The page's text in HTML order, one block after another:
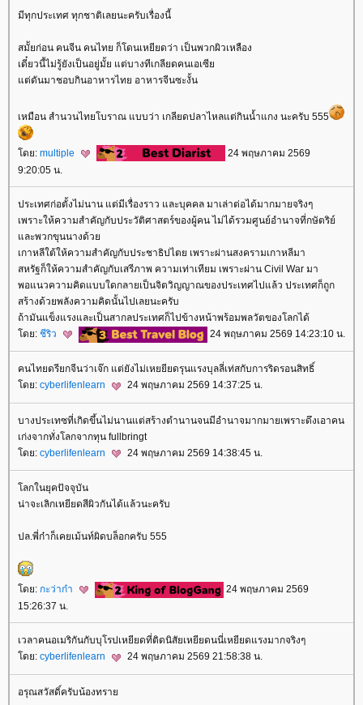
มีทุกประเทศ ทุกชาติเลยนะครับเรื่องนี้
สมััยก่อน คนจีน คนไทย ก็โดนเหยียดว่า เป็นพวกผิวเหลือง
เดี๋ยวนี้ไม่รู้ยังเป็นอยู่มั้ย แต่บางทีเกลียดคนเอเซี
ต่ดันมาชอบกินอาหารไทย อาหารจีนซะงั้น
เหมือน สำนวนไทยโบราณ แบบว่า เกลียดปลาไหลแต่กินน้ำแกง นะครับ 555
ดย: multiple
24 พฤษภาคม 2569
9:20:05 น.
ประเทศก่อตั้งไม่นาน แต่มีเรื่องราว และบุคคล มาเล่าต่อได้มากมายจริงๆ
เพราะให้ความสำคัญกับประวัติศาสตร์ของผู้คน ไม่ได้รวมศูนย์อำนาจที่กษัตริย์
ละพวกขุนนางด้ว
เกาหลีใต้ให้ความสำคัญกับประชาธิปไตย เพราะผ่านสงครามเกาหลีมา
สหรัฐก็ให้ความสำคัญกับเสรีภาพ ความเท่าเทียม เพราะผ่าน Civil War มา
พอแนวความคิดแบบใดกลายเป็นจิตวิญญาณของประเทศไปแล้ว ประเทศก็ถูก
สร้างด้วยพลังความคิดนั้นไปเลยนะครับ
ถ้ามันแข็งแรงและเป็นสากลประเทศก็ไปข้างหน้าพร้อมพลวัตของโลกได้
ดย: ชีริว 24 พฤษภาคม 2569 14:23:10 น.
คนไทยดรียกจีนว่าเจ๊ก แต่ยังไม่เหยยียดรุนแรงบุลลี่เท่สกับการริดรอนสิทธิ์
ดย: cyberlifenlearn 24 พฤษภาคม 2569 14:37:25 น.
บางประเทซที่เกิดขึ้นไม่นานแต่สร้างตำนานจนมีอำนาจมากมายเพราะดึงเอาคน
เก่งจากทั่งโลกจากทุน fullbringt
ดย: cyberlifenlearn 24 พฤษภาคม 2569 14:38:45 น.
ลกในยุคปัจจุบัน
น่าจะเลิกเหยียดสีผิวกันได้แล้วนะครับ
ปล.พี่ก๋าก็เคยเม้นท์ผิดบล็อกครับ 555
ดย: กะว่าก๋า
24 พฤษภาคม 2569
15:26:37 น.
เวลาคนอเมริกันกับบุโรปเหยียดที่ติดนิสัยเหยียดนนี่เหยียดแรงมากจริงๆ
ดย: cyberlifenlearn 24 พฤษภาคม 2569 21:58:38 น.
อรุณสวัสดิ์ครับน้องทรา